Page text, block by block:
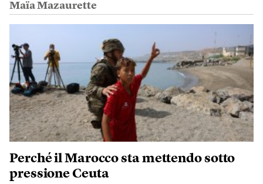
Maïa Mazaurette
Perché il Marocco sta mettendo sotto
pressione Ceuta